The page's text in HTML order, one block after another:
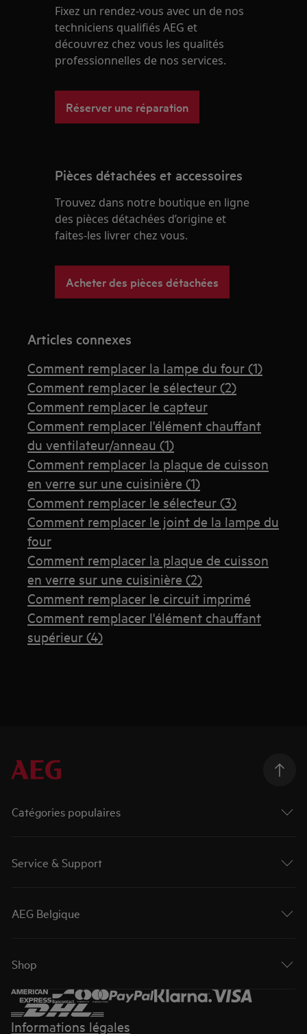
Fixez un rendez-vous avec un de nos
techniciens qualifiés AEG et
découvrez chez vous les qualités
professionnelles de nos services.
Réserver une réparation
Pièces détachées et accessoires
Trouvez dans notre boutique en ligne
des pièces détachées d’origine et
faites-les livrer chez vous.
Acheter des pièces détachées
Articles connexes
Comment remplacer la lampe du four (1)
Comment remplacer le sélecteur (2)
Comment remplacer le capteur
Comment remplacer l'élément chauffant
du ventilateur/anneau (1)
Comment remplacer la plaque de cuisson
en verre sur une cuisinière (1)
Comment remplacer le sélecteur (3)
Comment remplacer le joint de la lampe du
four
Comment remplacer la plaque de cuisson
en verre sur une cuisinière (2)
Comment remplacer le circuit imprimé
Comment remplacer l'élément chauffant
supérieur (4)
Catégories populaires
Service & Support
AEG Belgique
Shop
Informations légales